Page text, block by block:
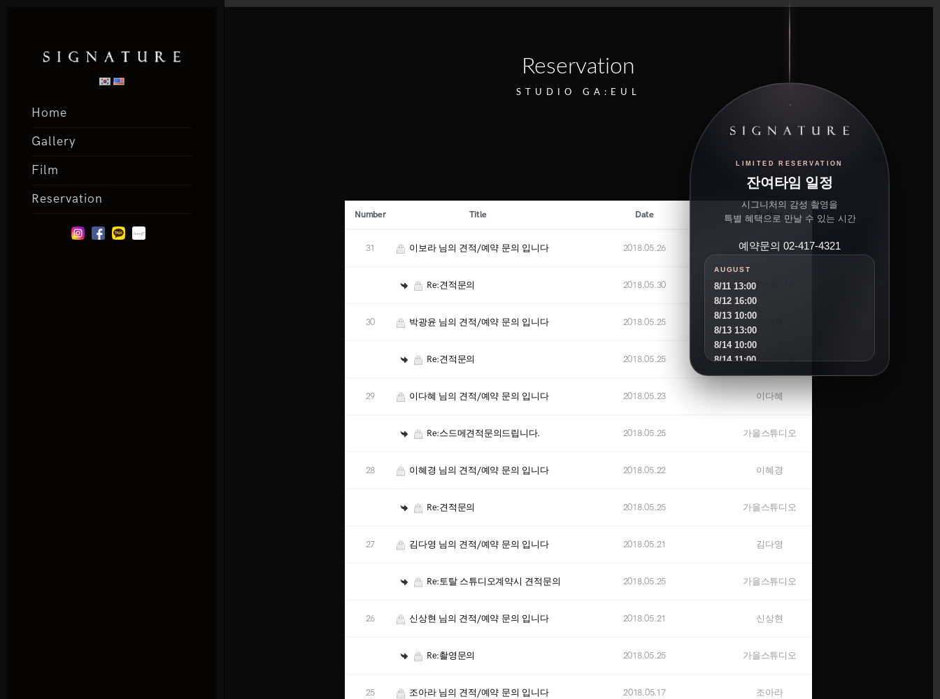
Home
Gallery
Film
Reservation
Reservation
STUDIO GA:EUL
Number Title Date Author
31 이보라 님의 견적/예약 문의 입니다 2018.05.26 이보라
Re:견적문의 2018.05.30 가을스튜디오
30 박광윤 님의 견적/예약 문의 입니다 2018.05.25
Re:견적문의 2018.05.25 가을스튜디오
29 이다혜 님의 견적/예약 문의 입니다 2018.05.23 이다혜
Re:스드메견적문의드립니다. 2018.05.25 가을스튜디오
28 이혜경 님의 견적/예약 문의 입니다 2018.05.22 이혜경
Re:견적문의 2018.05.25 가을스튜디오
27 김다영 님의 견적/예약 문의 입니다 2018.05.21 김다영
Re:토탈 스튜디오계약시 견적문의 2018.05.25 가을스튜디오
26 신상현 님의 견적/예약 문의 입니다 2018.05.21 신상현
Re:촬영문의 2018.05.25 가을스튜디오
25 조아라 님의 견적/예약 문의 입니다 2018.05.17 조아라
LIMITED RESERVATION
잔여타임 일정
시그니처의 감성 촬영을
특별 혜택으로 만날 수 있는 시간
예약문의 02-417-4321
AUGUST
8/11 13:00
8/12 16:00
8/13 10:00
8/13 13:00
8/14 10:00
8/14 11:00
8/15 10:00
8/19 10:00
8/22 10:00
8/27 10:00